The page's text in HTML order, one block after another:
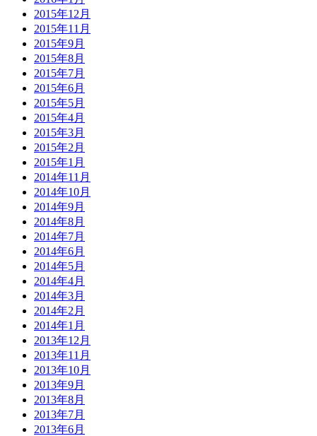
2015年12月
2015年11月
2015年9月
2015年8月
2015年7月
2015年6月
2015年5月
2015年4月
2015年3月
2015年2月
2015年1月
2014年11月
2014年10月
2014年9月
2014年8月
2014年7月
2014年6月
2014年5月
2014年4月
2014年3月
2014年2月
2014年1月
2013年12月
2013年11月
2013年10月
2013年9月
2013年8月
2013年7月
2013年6月